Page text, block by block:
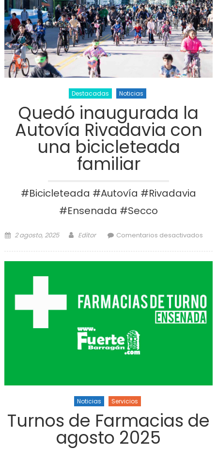
Destacadas Noticias
Quedó inaugurada la
Autovía Rivadavia con
una bicicleteada
familiar
#Bicicleteada #Autovía #Rivadavia
#Ensenada #Secco
Posted on
2 agosto, 2025 Author
Editor Comentarios desactivados
Noticias Servicios
Turnos de Farmacias de
agosto 2025